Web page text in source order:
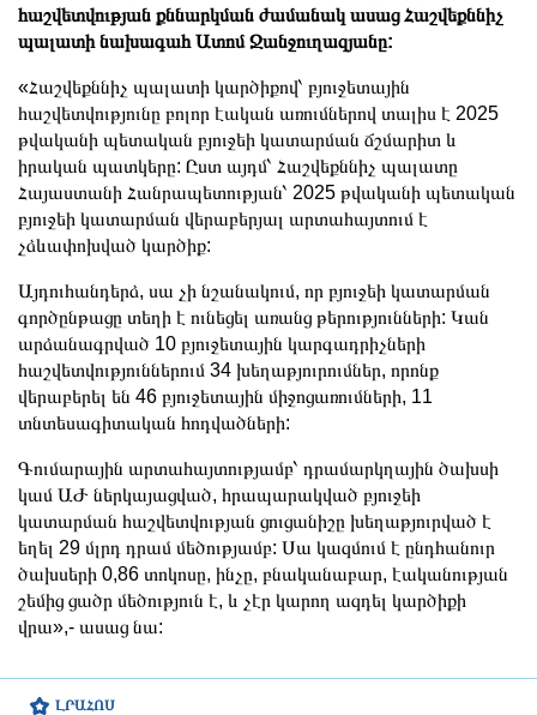
ԼՐԱՀՈՍ
հաշվետվության քննարկման ժամանակ ասաց Հաշվեքննիչ
պալատի նախագահ Ատոմ Ջանջուղազյանը:
«Հաշվեքննիչ պալատի կարծիքով՝ բյուջետային
հաշվետվությունը բոլոր էական առումներով տալիս է 2025
թվականի պետական բյուջեի կատարման ճշմարիտ և
իրական պատկերը: Ըստ այդմ՝ Հաշվեքննիչ պալատը
Հայաստանի Հանրապետության՝ 2025 թվականի պետական
բյուջեի կատարման վերաբերյալ արտահայտում է
չձևափոխված կարծիք:
Այդուհանդերձ, սա չի նշանակում, որ բյուջեի կատարման
գործընթացը տեղի է ունեցել առանց թերությունների: Կան
արձանագրված 10 բյուջետային կարգադրիչների
հաշվետվություններում 34 խեղաթյուրումներ, որոնք
վերաբերել են 46 բյուջետային միջոցառումների, 11
տնտեսագիտական հոդվածների:
Գումարային արտահայտությամբ՝ դրամարկղային ծախսի
կամ ԱԺ ներկայացված, հրապարակված բյուջեի
կատարման հաշվետվության ցուցանիշը խեղաթյուրված է
եղել 29 մլրդ դրամ մեծությամբ: Սա կազմում է ընդհանուր
ծախսերի 0,86 տոկոսը, ինչը, բնականաբար, էականության
շեմից ցածր մեծություն է, և չէր կարող ազդել կարծիքի
վրա»,- ասաց նա: